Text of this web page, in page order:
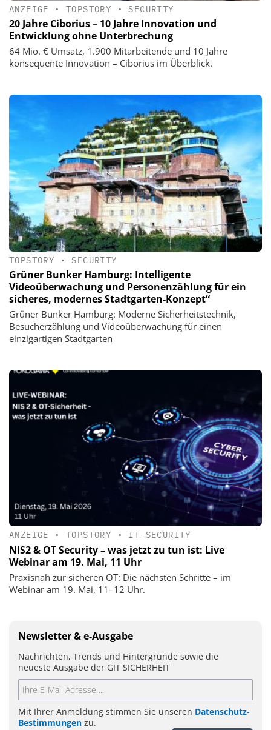
ANZEIGE •TOPSTORY • SECURITY
20 Jahre Ciborius – 10 Jahre Innovation und
Entwicklung ohne Unterbrechung
64 Mio. € Umsatz, 1.900 Mitarbeitende und 10 Jahre
konsequente Innovation – Ciborius im Überblick.
TOPSTORY • SECURITY
Grüner Bunker Hamburg: Intelligente
Videoüberwachung und Personenzählung für ein
sicheres, modernes Stadtgarten-Konzept“
Grüner Bunker Hamburg: Moderne Sicherheitstechnik,
Besucherzählung und Videoüberwachung für einen
einzigartigen Stadtgarten
ANZEIGE •TOPSTORY • IT-SECURITY
NIS2 & OT Security – was jetzt zu tun ist: Live
Webinar am 19. Mai, 11 Uhr
Praxisnah zur sicheren OT: Die nächsten Schritte – im
Webinar am 19. Mai, 11–12 Uhr.
Newsletter & e-Ausgabe
Nachrichten, Trends und Hintergründe sowie die
neueste Ausgabe der GIT SICHERHEIT
Mit Ihrer Anmeldung stimmen Sie unseren Datenschutz-
Bestimmungen zu.